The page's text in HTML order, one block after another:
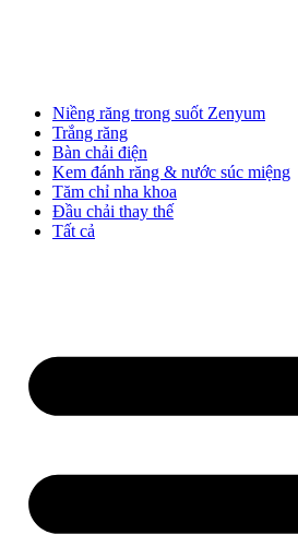
Niềng răng trong suốt Zenyum
Trắng răng
Bàn chải điện
Kem đánh răng & nước súc miệng
Tăm chỉ nha khoa
Đầu chải thay thế
Tất cả